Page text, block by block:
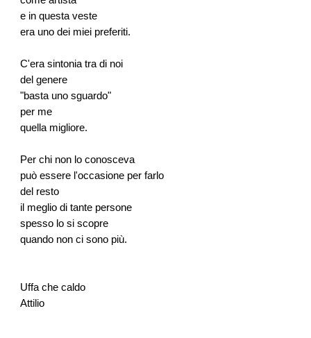
e in questa veste
era uno dei miei preferiti.
C'era sintonia tra di noi
del genere
"basta uno sguardo"
per me
quella migliore.
Per chi non lo conosceva
può essere l'occasione per farlo
del resto
il meglio di tante persone
spesso lo si scopre
quando non ci sono più.
Uffa che caldo
Attilio